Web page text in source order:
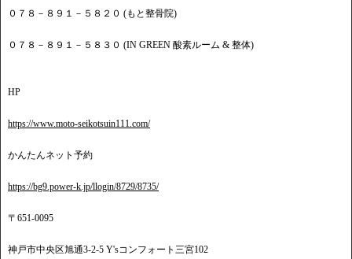
０７８－８９１－５８２０ (もと整骨院)
０７８－８９１－５８３０ (IN GREEN 酸素ルーム & 整体)
HP
https://www.moto-seikotsuin111.com/
かんたんネット予約
https://bg9.power-k.jp/llogin/8729/8735/
〒651-0095
神戸市中央区旭通3-2-5 Y'sコンフォート三宮102